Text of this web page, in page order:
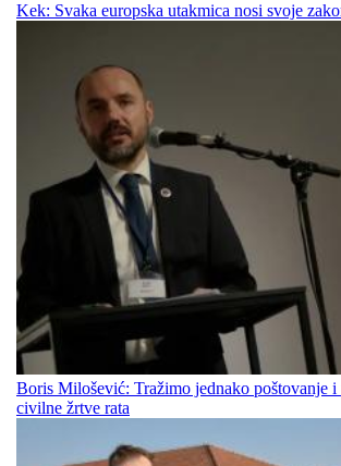
Kek: Svaka europska utakmica nosi svoje
Boris Milošević: Tražimo jednako poštovanje i
civilne žrtve rata